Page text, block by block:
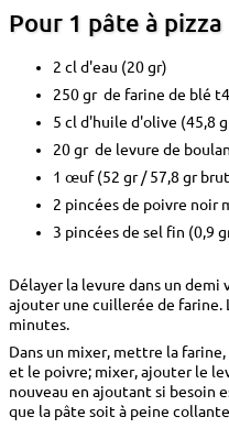
Pour 1 pâte à pizza
2 cl d'eau (20 gr)
250 gr de farine de blé
5 cl d'huile d'olive (45,8
20 gr de levure de
1 œuf (52 gr / 57,8 gr
2 pincées de poivre noir
3 pincées de sel fin (0,9
Délayer la levure dans un demi
ajouter une cuillerée de farine.
minutes.
Dans un mixer, mettre la
et le poivre; mixer, ajouter le
nouveau en ajoutant si besoin
que la pâte soit à peine